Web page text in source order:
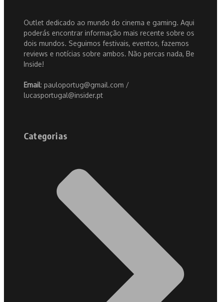
Outlet dedicado ao mundo do cinema e gaming. Aqui
poderás encontrar informação mais recente sobre os
dois mundos. Seguimos festivais, eventos, fazemos
reviews e notícias sobre ambos. Não percas nada, Be
Inside!
Email: pauloportug@gmail.com /
lucasportugal@insider.pt
Categorias